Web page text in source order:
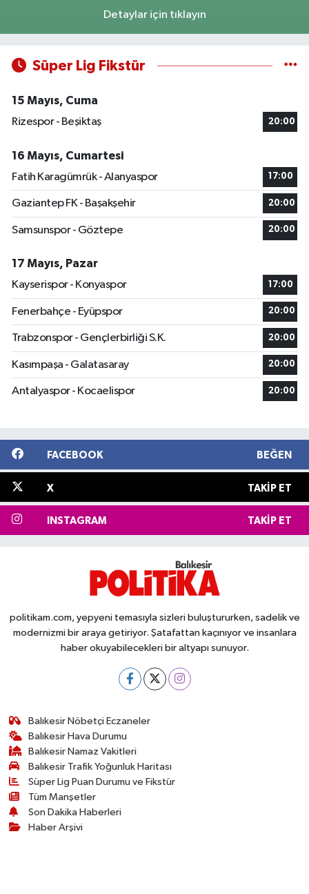
Detaylar için tıklayın
Süper Lig Fikstür
15 Mayıs, Cuma
Rizespor - Beşiktaş
20:00
16 Mayıs, Cumartesi
Fatih Karagümrük - Alanyaspor
17:00
Gaziantep FK - Başakşehir 20:00
Samsunspor - Göztepe 20:00
17 Mayıs, Pazar
Kayserispor - Konyaspor
17:00
Fenerbahçe - Eyüpspor 20:00
Trabzonspor - Gençlerbirliği S.K. 20:00
Kasımpaşa - Galatasaray 20:00
Antalyaspor - Kocaelispor 20:00
FACEBOOK BEĞEN
X TAKIP ET
INSTAGRAM TAKIP ET
politikam.com, yepyeni temasıyla sizleri buluştururken, sadelik ve
modernizmi bir araya getiriyor. Şatafattan kaçınıyor ve insanlara
haber okuyabilecekleri bir altyapı sunuyor.
Balıkesir Nöbetçi Eczaneler
Balıkesir Hava Durumu
Balıkesir Namaz Vakitleri
Balıkesir Trafik Yoğunluk Haritası
Süper Lig Puan Durumu ve Fikstür
Tüm Manşetler
Son Dakika Haberleri
Haber Arşivi